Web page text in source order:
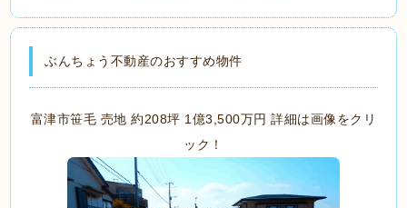
ぶんちょう不動産のおすすめ物件
富津市笹毛 売地 約208坪 1億3,500万円 詳細は画像をクリ
ック！